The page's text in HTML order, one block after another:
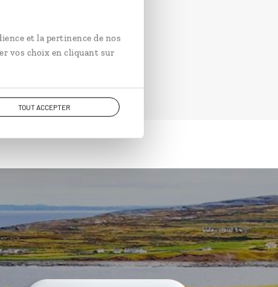
et la pertinence de nos
vos choix en cliquant sur
TOUT ACCEPTER